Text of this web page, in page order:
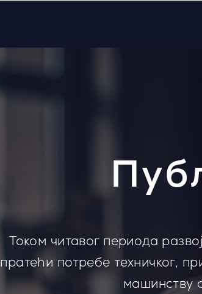
Током читавог периода
пратећи потребе техничког,
машинству